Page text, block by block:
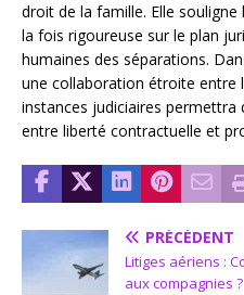
droit de la famille. Elle souligne
la fois rigoureuse sur le plan
humaines des séparations.
une collaboration étroite entre
instances judiciaires permettra
entre liberté contractuelle et
PRÉCÉDENT
Litiges aériens :
aux compagnies ?